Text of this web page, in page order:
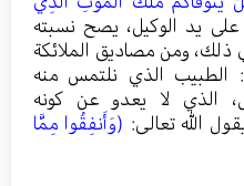
يد الوكيل، يصح نسبته
ذلك، ومن مصاديق الملائكة
الطبيب الذي نلتمس منه
الذي لا يعدو عن كونه
الله تعالى: (وَأَنفِقُوا مِمَّا